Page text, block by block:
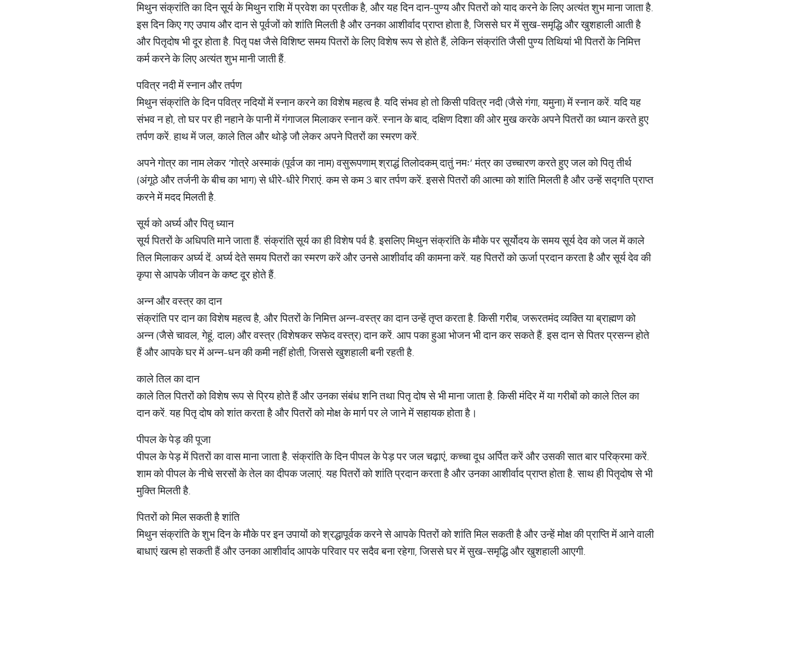
मिथुन संक्रांति का दिन सूर्य के मिथुन राशि में प्रवेश का प्रतीक है, और यह दिन दान-पुण्य और पितरों को याद करने के लिए अत्यंत शुभ माना जाता है.
इस दिन किए गए उपाय और दान से पूर्वजों को शांति मिलती है और उनका आशीर्वाद प्राप्त होता है, जिससे घर में सुख-समृद्धि और खुशहाली आती है
और पितृदोष भी दूर होता है. पितृ पक्ष जैसे विशिष्ट समय पितरों के लिए विशेष रूप से होते हैं, लेकिन संक्रांति जैसी पुण्य तिथियां भी पितरों के निमित्त
कर्म करने के लिए अत्यंत शुभ मानी जाती हैं.
पवित्र नदी में स्नान और तर्पण
मिथुन संक्रांति के दिन पवित्र नदियों में स्नान करने का विशेष महत्व है. यदि संभव हो तो किसी पवित्र नदी (जैसे गंगा, यमुना) में स्नान करें. यदि यह
संभव न हो, तो घर पर ही नहाने के पानी में गंगाजल मिलाकर स्नान करें. स्नान के बाद, दक्षिण दिशा की ओर मुख करके अपने पितरों का ध्यान करते हुए
तर्पण करें. हाथ में जल, काले तिल और थोड़े जौ लेकर अपने पितरों का स्मरण करें.
अपने गोत्र का नाम लेकर ‘गोत्रे अस्माकं (पूर्वज का नाम) वसुरूपणाम् श्राद्धं तिलोदकम् दातुं नमः’ मंत्र का उच्चारण करते हुए जल को पितृ तीर्थ
(अंगूठे और तर्जनी के बीच का भाग) से धीरे-धीरे गिराएं. कम से कम 3 बार तर्पण करें. इससे पितरों की आत्मा को शांति मिलती है और उन्हें सद्गति प्राप्त
करने में मदद मिलती है.
सूर्य को अर्घ्य और पितृ ध्यान
सूर्य पितरों के अधिपति माने जाता हैं. संक्रांति सूर्य का ही विशेष पर्व है. इसलिए मिथुन संक्रांति के मौके पर सूर्योदय के समय सूर्य देव को जल में काले
तिल मिलाकर अर्घ्य दें. अर्घ्य देते समय पितरों का स्मरण करें और उनसे आशीर्वाद की कामना करें. यह पितरों को ऊर्जा प्रदान करता है और सूर्य देव की
कृपा से आपके जीवन के कष्ट दूर होते हैं.
अन्न और वस्त्र का दान
संक्रांति पर दान का विशेष महत्व है, और पितरों के निमित्त अन्न-वस्त्र का दान उन्हें तृप्त करता है. किसी गरीब, जरूरतमंद व्यक्ति या ब्राह्मण को
अन्न (जैसे चावल, गेहूं, दाल) और वस्त्र (विशेषकर सफेद वस्त्र) दान करें. आप पका हुआ भोजन भी दान कर सकते हैं. इस दान से पितर प्रसन्न होते
हैं और आपके घर में अन्न-धन की कमी नहीं होती, जिससे खुशहाली बनी रहती है.
काले तिल का दान
काले तिल पितरों को विशेष रूप से प्रिय होते हैं और उनका संबंध शनि तथा पितृ दोष से भी माना जाता है. किसी मंदिर में या गरीबों को काले तिल का
दान करें. यह पितृ दोष को शांत करता है और पितरों को मोक्ष के मार्ग पर ले जाने में सहायक होता है।
पीपल के पेड़ की पूजा
पीपल के पेड़ में पितरों का वास माना जाता है. संक्रांति के दिन पीपल के पेड़ पर जल चढ़ाएं, कच्चा दूध अर्पित करें और उसकी सात बार परिक्रमा करें.
शाम को पीपल के नीचे सरसों के तेल का दीपक जलाएं. यह पितरों को शांति प्रदान करता है और उनका आशीर्वाद प्राप्त होता है. साथ ही पितृदोष से भी
मुक्ति मिलती है.
पितरों को मिल सकती है शांति
मिथुन संक्रांति के शुभ दिन के मौके पर इन उपायों को श्रद्धापूर्वक करने से आपके पितरों को शांति मिल सकती है और उन्हें मोक्ष की प्राप्ति में आने वाली
बाधाएं खत्म हो सकती हैं और उनका आशीर्वाद आपके परिवार पर सदैव बना रहेगा, जिससे घर में सुख-समृद्धि और खुशहाली आएगी.